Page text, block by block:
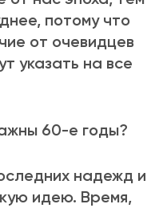
потому что
от очевидцев
указать на все
60-е годы?
надежд и
идею. Время,